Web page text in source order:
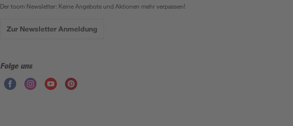
Der toom Newsletter: Keine Angebote und Aktionen mehr verpassen!
Zur Newsletter Anmeldung
Folge uns